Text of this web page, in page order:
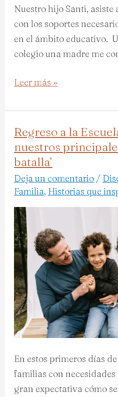
Nuestro hijo Santi,
con los soportes
en el ámbito educativo.
colegio una madre me
Leer más »
Regreso a la
nuestros
batalla’
Deja un comentario /
Familia, Historias que
En estos primeros días
familias con
gran expectativa cómo
Regreso
a
la
Escuela:
Uno
de
nuestros
principales
‘escenarios
de
batalla’